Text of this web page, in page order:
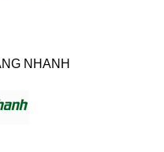
NHANH